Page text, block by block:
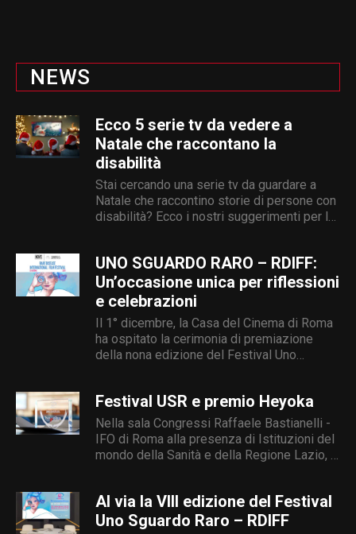
NEWS
Ecco 5 serie tv da vedere a
Natale che raccontano la
disabilità
Stai cercando una serie tv da guardare a
Natale che raccontino storie di persone con
disabilità? Ecco i nostri suggerimenti per le
UNO SGUARDO RARO – RDIFF:
Un’occasione unica per riflessioni
e celebrazioni
Il 1° dicembre, la Casa del Cinema di Roma
ha ospitato la cerimonia di premiazione
della nona edizione del Festival Uno
Festival USR e premio Heyoka
Nella sala Congressi Raffaele Bastianelli -
IFO di Roma alla presenza di Istituzioni del
mondo della Sanità e della Regione Lazio, il
Al via la VIII edizione del Festival
Uno Sguardo Raro – RDIFF